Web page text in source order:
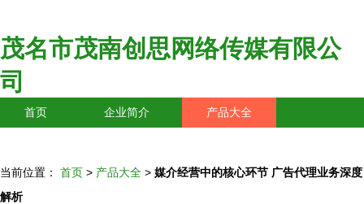
茂名市茂南创思网络传媒有限公
司
首页 企业简介 产品大全
当前位置： 首页 > 产品大全 > 媒介经营中的核心环节 广告代理业务深度
解析